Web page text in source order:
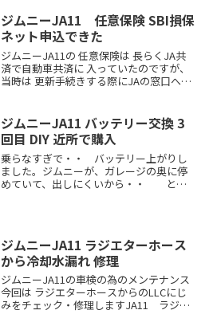
ジムニーJA11 任意保険 SBI損保
ネット申込できた
ジムニーJA11の 任意保険は 長らくJA共
済で自動車共済に 入っていたのですが、
当時は 更新手続きする際にJAの窓口へ行
来てもらってたんですが それもなんだか
申しRead more．．
ジムニーJA11 バッテリー交換 3
回目 DIY 近所で購入
乗らなすぎで・・ バッテリー上がりし
ました。ジムニーが、ガレージの奥に停
めていて、出しにくいから・・ とか
ジムニーJA11 ラジエターホース
から冷却水漏れ 修理
ジムニーJA11の車検の為のメンテナンス
今回は ラジエターホースからのLLCにじ
みをチェック・修理しますJA11 ラジエ